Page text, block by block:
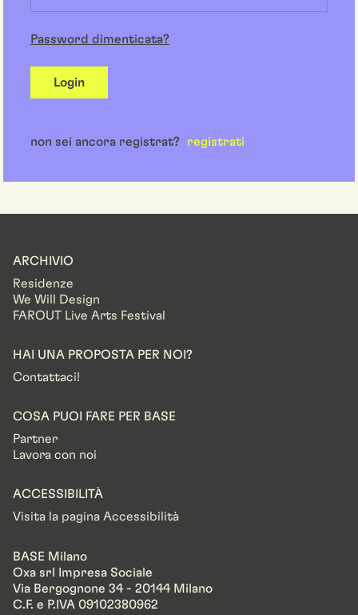
Password dimenticata?
Login
non sei ancora registrat? registrati
ARCHIVIO
Residenze
We Will Design
FAROUT Live Arts Festival
HAI UNA PROPOSTA PER NOI?
Contattaci!
COSA PUOI FARE PER BASE
Partner
Lavora con noi
ACCESSIBILITÀ
Visita la pagina Accessibilità
BASE Milano
Oxa srl Impresa Sociale
Via Bergognone 34 - 20144 Milano
C.F. e P.IVA 09102380962